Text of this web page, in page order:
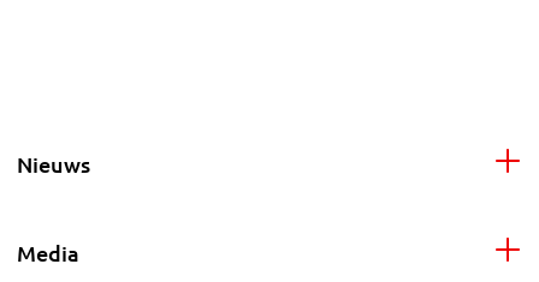
Nieuws
Media